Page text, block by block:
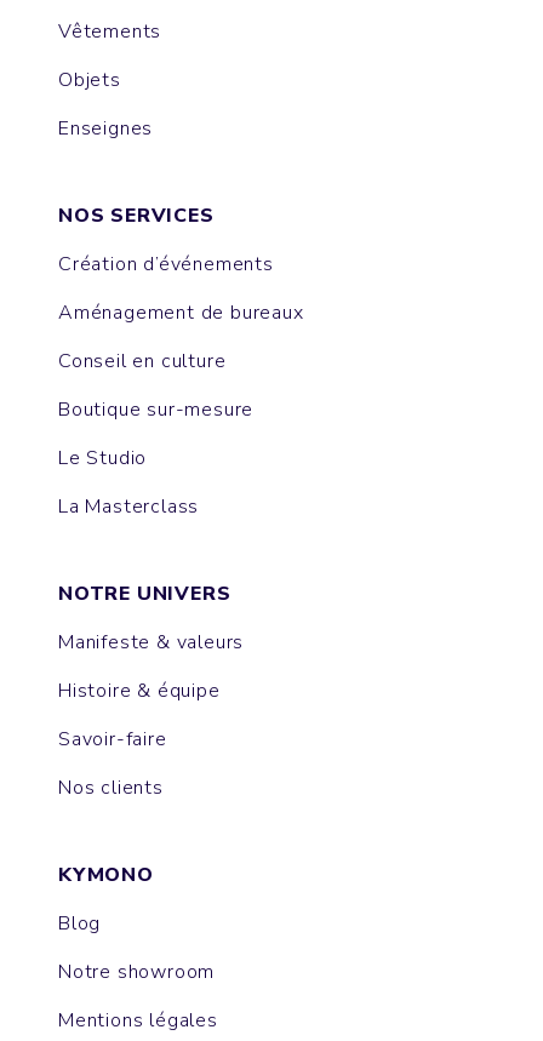
Vêtements
Objets
Enseignes
NOS SERVICES
Création d’événements
Aménagement de bureaux
Conseil en culture
Boutique sur-mesure
Le Studio
La Masterclass
NOTRE UNIVERS
Manifeste & valeurs
Histoire & équipe
Savoir-faire
Nos clients
KYMONO
Blog
Notre showroom
Mentions légales